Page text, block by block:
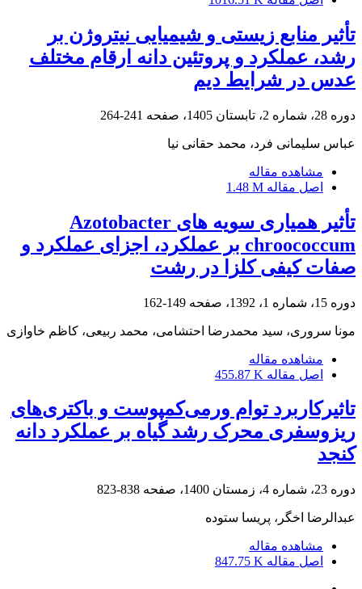
تأثیر منابع زیستی و شیمیایی نیتروژن بر
رشد، عملکرد و پروتئین دانه ارقام مختلف
عدس در شرایط دیم
دوره 28، شماره 2، تابستان 1405، صفحه 241-264
عباس سلیمانی فرد، محمد حقانی نیا
مشاهده مقاله
اصل مقاله 1.48 M
تأثیر همیاری سویه های Azotobacter
chroococcum بر عملکرد، اجزای عملکرد و
صفات کیفی کلزا در رشت
دوره 15، شماره 1، 1392، صفحه 149-162
مونا سروری، سید محمدرضا احتشامی، محمد ربیعی، کاظم خاوازی
مشاهده مقاله
اصل مقاله 455.87 K
تاثیرکاربرد توام ورمی‌کمپوست و باکتری‌های
ریزوسفری محرک رشد گیاه بر عملکرد دانه
کنجد
دوره 23، شماره 4، زمستان 1400، صفحه 838-823
عبدالرضا اخگر، پریسا ستوده
مشاهده مقاله
اصل مقاله 847.75 K